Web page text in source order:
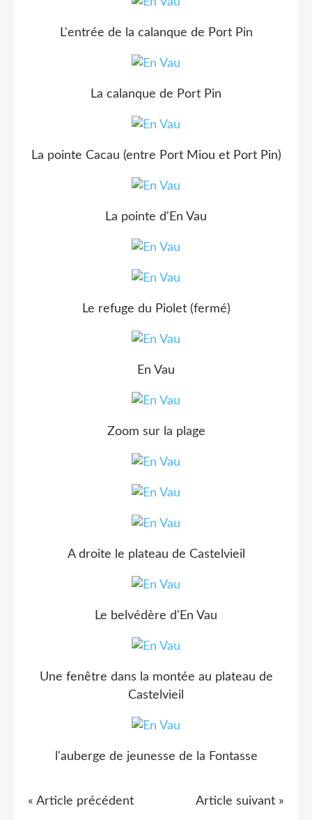
L'entrée de la calanque de Port Pin
La calanque de Port Pin
La pointe Cacau (entre Port Miou et Port Pin)
La pointe d'En Vau
Le refuge du Piolet (fermé)
En Vau
Zoom sur la plage
A droite le plateau de Castelvieil
Le belvédère d'En Vau
Une fenêtre dans la montée au plateau de
Castelvieil
l'auberge de jeunesse de la Fontasse
« Article précédent Article suivant »